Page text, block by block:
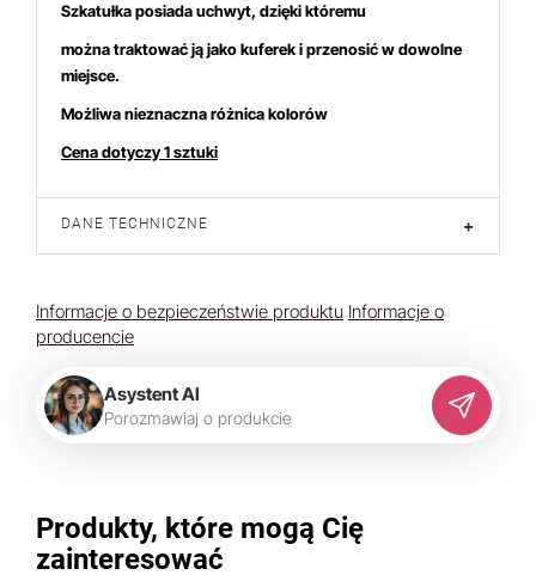
Szkatułka posiada uchwyt, dzięki któremu
można traktować ją jako kuferek i przenosić w dowolne
miejsce.
Możliwa nieznaczna różnica kolorów
Cena dotyczy 1 sztuki
DANE TECHNICZNE +
Informacje o bezpieczeństwie produktu Informacje o
producencie
Asystent AI
Porozmawiaj o produkcie
Produkty, które mogą Cię
zainteresować